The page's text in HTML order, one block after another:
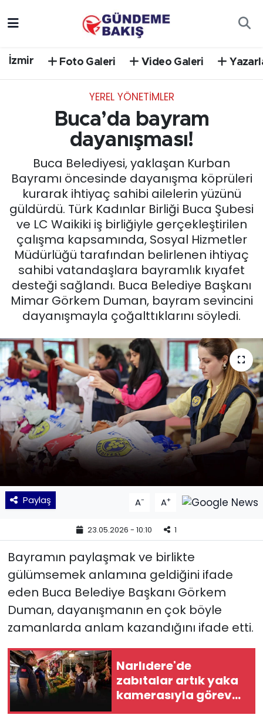
İzmir Foto Galeri Video Galeri
YEREL YÖNETİMLER
Buca’da bayram
dayanışması!
Buca Belediyesi, yaklaşan Kurban
Bayramı öncesinde dayanışma köprüleri
kurarak ihtiyaç sahibi ailelerin yüzünü
güldürdü. Türk Kadınlar Birliği Buca Şubesi
ve LC Waikiki iş birliğiyle gerçekleştirilen
çalışma kapsamında, Sosyal Hizmetler
Müdürlüğü tarafından belirlenen ihtiyaç
sahibi vatandaşlara bayramlık kıyafet
desteği sağlandı. Buca Belediye Başkanı
Mimar Görkem Duman, bayram sevincini
dayanışmayla çoğalttıklarını söyledi.
Paylaş A- A+
23.05.2026 - 10:10 1
Bayramın paylaşmak ve birlikte
gülümsemek anlamına geldiğini ifade
eden Buca Belediye Başkanı Görkem
Duman, dayanışmanın en çok böyle
zamanlarda anlam kazandığını ifade etti.
Narlıdere'de
zabıtalar artık yaka
kamerasıyla görev
yapacak
EĞİTİM
EKONOMİ
English News
GÜNCEL
KÜLTÜR SANAT
MAGAZİN
POLİTİKA
SAĞLIK
Siyaset
SPOR
TEKNOLOJİ
Yaşam
YEREL POLİTİKA
YEREL YÖNETİMLER
Yurt
Trafik Durumu
Süper Lig Puan Durumu ve Fikstür
Tüm Manşetler
Son Dakika Haberleri
Haber Arşivi